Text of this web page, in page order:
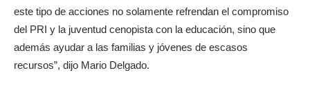
este tipo de acciones no solamente refrendan el compromiso
del PRI y la juventud cenopista con la educación, sino que
además ayudar a las familias y jóvenes de escasos
recursos”, dijo Mario Delgado.